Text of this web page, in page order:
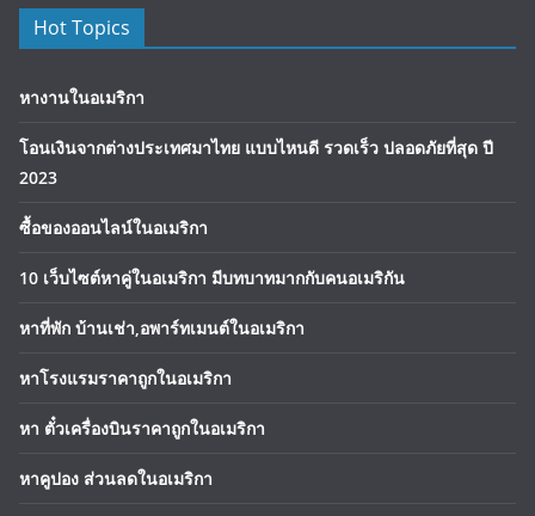
Hot Topics
หางานในอเมริกา
โอนเงินจากต่างประเทศมาไทย แบบไหนดี รวดเร็ว ปลอดภัยที่สุด ปี
2023
ซื้อของออนไลน์ในอเมริกา
10 เว็บไซต์หาคู่ในอเมริกา มีบทบาทมากกับคนอเมริกัน
หาที่พัก บ้านเช่า,อพาร์ทเมนต์ในอเมริกา
หาโรงแรมราคาถูกในอเมริกา
หา ตั๋วเครื่องบินราคาถูกในอเมริกา
หาคูปอง ส่วนลดในอเมริกา